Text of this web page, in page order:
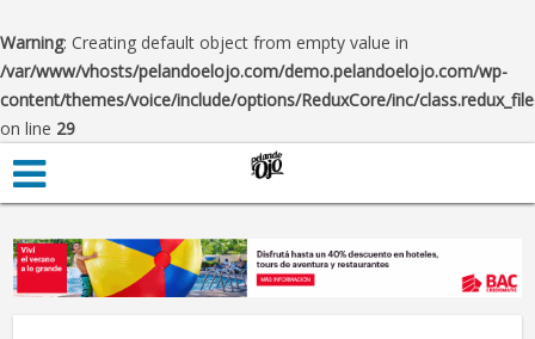
Warning: Creating default object from empty value in
/var/www/vhosts/pelandoelojo.com/demo.pelandoelojo.com/wp-
content/themes/voice/include/options/ReduxCore/inc/
on line 29